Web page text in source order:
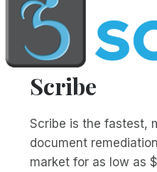
Scribe
Scribe is the fastest,
document
market for as low as